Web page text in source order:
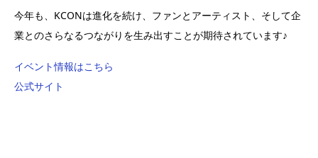
今年も、KCONは進化を続け、ファンとアーティスト、そして企
業とのさらなるつながりを生み出すことが期待されています♪
イベント情報はこちら
公式サイト